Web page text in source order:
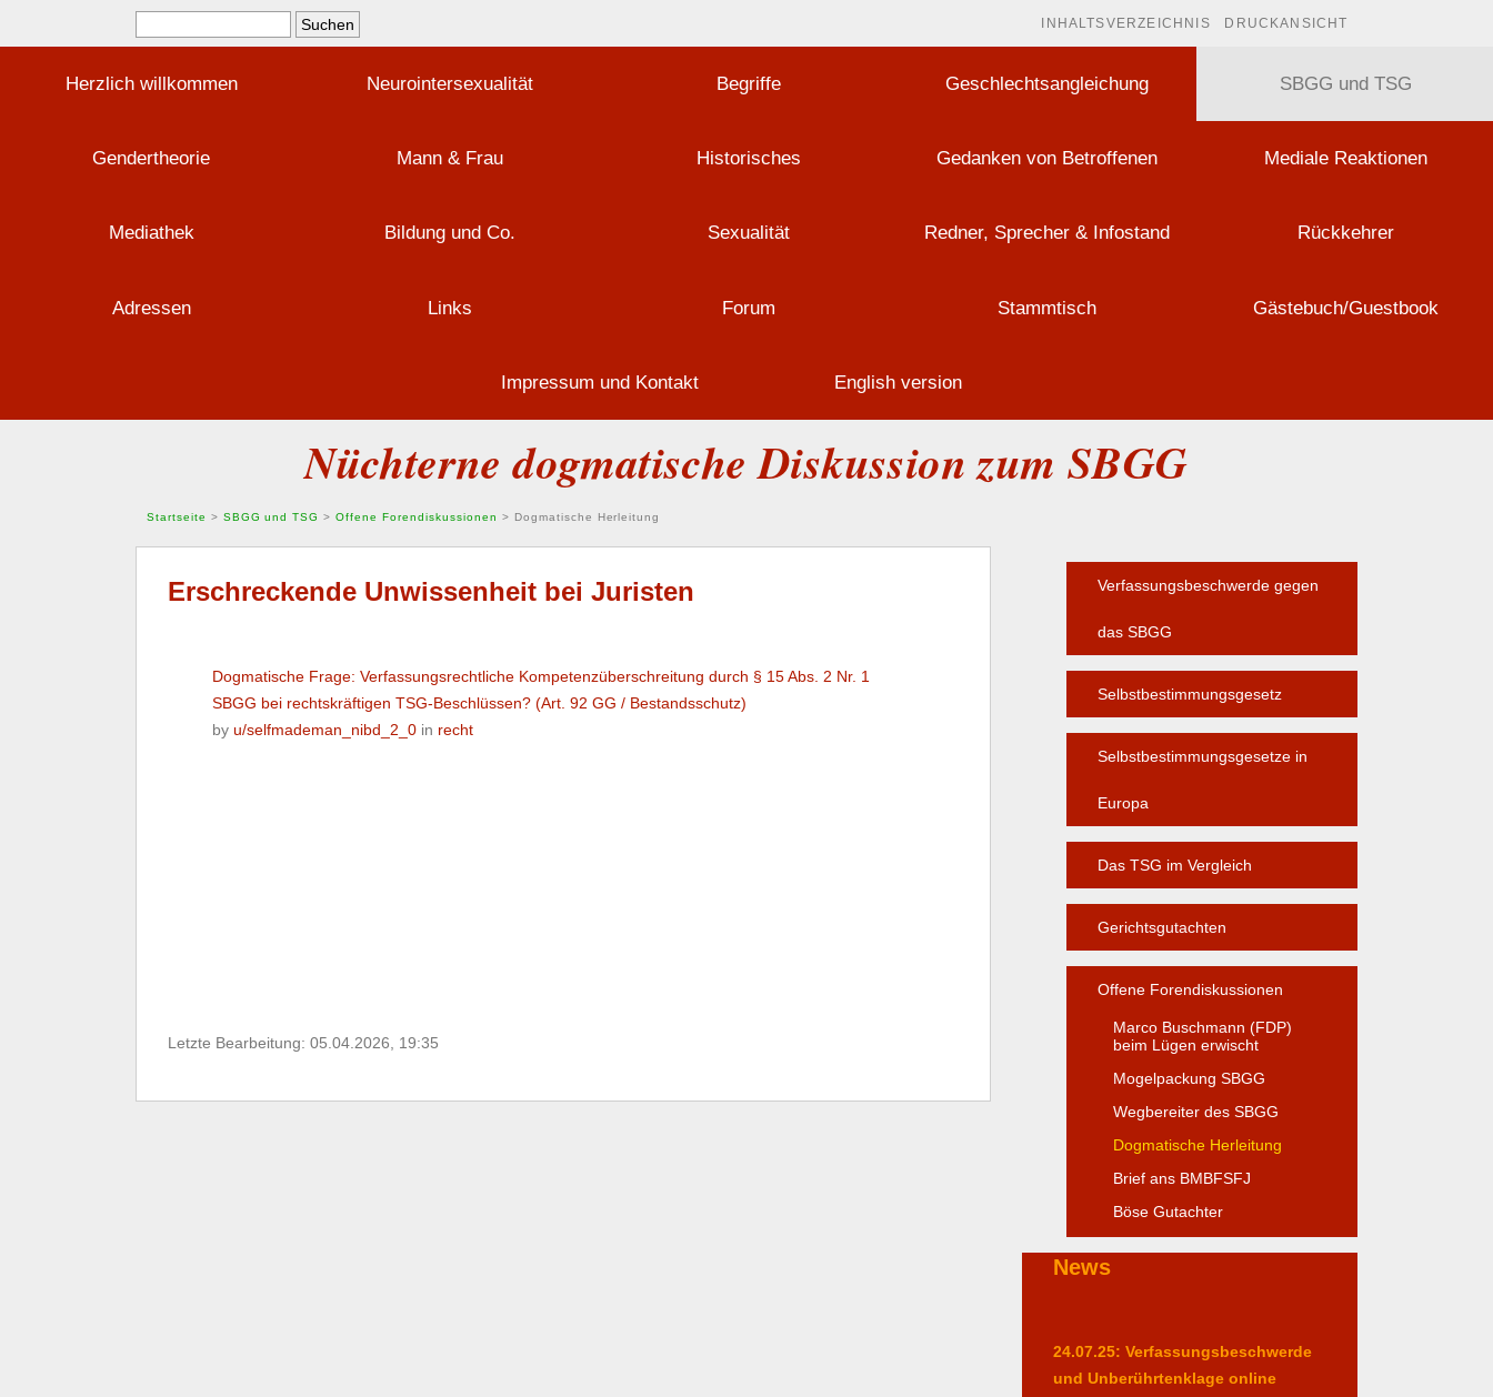
INHALTSVERZEICHNIS DRUCKANSICHT
Herzlich willkommen Neurointersexualität Begriffe Geschlechtsangleichung SBGG und TSG
Gendertheorie Mann & Frau Historisches Gedanken von Betroffenen Mediale Reaktionen
Mediathek Bildung und Co. Sexualität Redner, Sprecher & Infostand Rückkehrer
Adressen Links Forum Stammtisch Gästebuch/Guestbook
Impressum und Kontakt English version
Nüchterne dogmatische Diskussion zum SBGG
Startseite > SBGG und TSG >Offene Forendiskussionen > Dogmatische Herleitung
Erschreckende Unwissenheit bei Juristen
Dogmatische Frage: Verfassungsrechtliche Kompetenzüberschreitung durch § 15 Abs. 2 Nr. 1
SBGG bei rechtskräftigen TSG-Beschlüssen? (Art. 92 GG / Bestandsschutz)
by u/selfmademan_nibd_2_0 in recht
Letzte Bearbeitung: 05.04.2026, 19:35
Verfassungsbeschwerde gegen
das SBGG
Selbstbestimmungsgesetz
Selbstbestimmungsgesetze in
Europa
Das TSG im Vergleich
Gerichtsgutachten
Offene Forendiskussionen
Marco Buschmann (FDP)
beim Lügen erwischt
Mogelpackung SBGG
Wegbereiter des SBGG
Dogmatische Herleitung
Brief ans BMBFSFJ
Böse Gutachter
News
24.07.25: Verfassungsbeschwerde
und Unberührtenklage online